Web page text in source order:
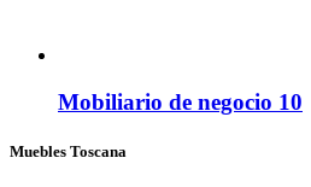
Mobiliario de negocio 10
Muebles Toscana